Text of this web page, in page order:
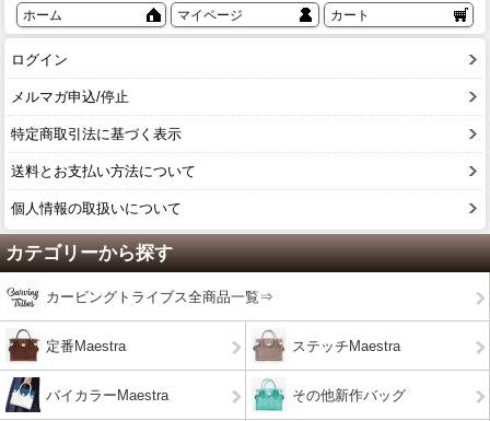
ホーム マイページ カート
ログイン
メルマガ申込/停止
特定商取引法に基づく表示
送料とお支払い方法について
個人情報の取扱いについて
カテゴリーから探す
カービングトライブス全商品一覧⇒
定番Maestra ステッチMaestra
バイカラーMaestra その他新作バッグ